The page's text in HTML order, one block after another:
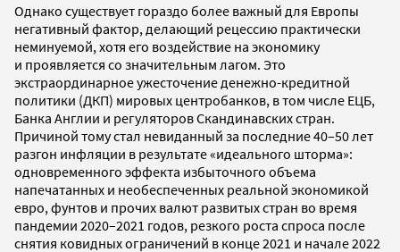
Однако существует гораздо более важный для Европы
негативный фактор, делающий рецессию практически
неминуемой, хотя его воздействие на экономику
и проявляется со значительным лагом. Это
экстраординарное ужесточение денежно-кредитной
политики (ДКП) мировых центробанков, в том числе ЕЦБ,
Банка Англии и регуляторов Скандинавских стран.
Причиной тому стал невиданный за последние 40–50 лет
разгон инфляции в результате «идеального шторма»:
одновременного эффекта избыточного объема
напечатанных и необеспеченных реальной экономикой
евро, фунтов и прочих валют развитых стран во время
пандемии 2020–2021 годов, резкого роста спроса после
снятия ковидных ограничений в конце 2021 и начале 2022